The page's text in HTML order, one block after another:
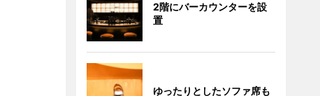
2階にバーカウンターを設
置
ゆったりとしたソファ席も